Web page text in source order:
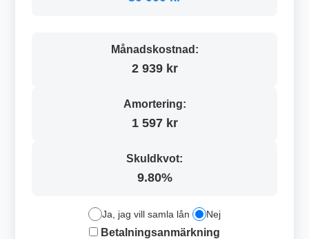
Månadskostnad:
2 939 kr
Amortering:
1 597 kr
Skuldkvot:
9.80%
Ja, jag vill samla lån Nej
Betalningsanmärkning